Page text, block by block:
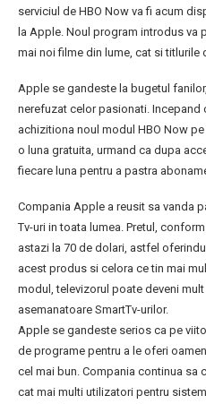
serviciul de HBO Now va fi acum
la Apple. Noul program introdus va
mai noi filme din lume, cat si titlurile
Apple se gandeste la bugetul
nerefuzat celor pasionati. Incepand
achizitiona noul modul HBO Now
o luna gratuita, urmand ca dupa
fiecare luna pentru a pastra
Compania Apple a reusit sa vanda
Tv-uri in toata lumea. Pretul,
astazi la 70 de dolari, astfel
acest produs si celora ce tin mai
modul, televizorul poate deveni
asemanatoare SmartTv-urilor.
Apple se gandeste serios ca pe
de programe pentru a le oferi
cel mai bun. Compania continua sa
cat mai multi utilizatori pentru